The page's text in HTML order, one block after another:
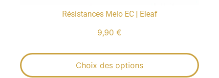
Résistances Melo EC | Eleaf
9,90 €
Choix des options